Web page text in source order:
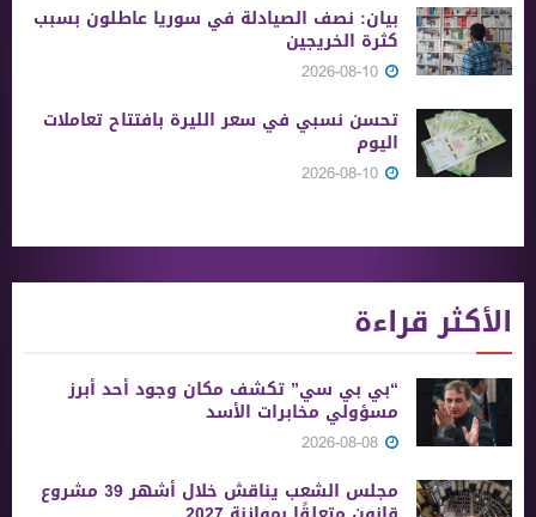
بيان: نصف الصيادلة في سوريا عاطلون بسبب
كثرة الخريجين
تحسن نسبي في سعر الليرة بافتتاح تعاملات
اليوم
الأكثر قراءة
“بي بي سي” تكشف مكان وجود أحد أبرز
مسؤولي مخابرات الأسد
مجلس الشعب يناقش خلال أشهر 39 مشروع